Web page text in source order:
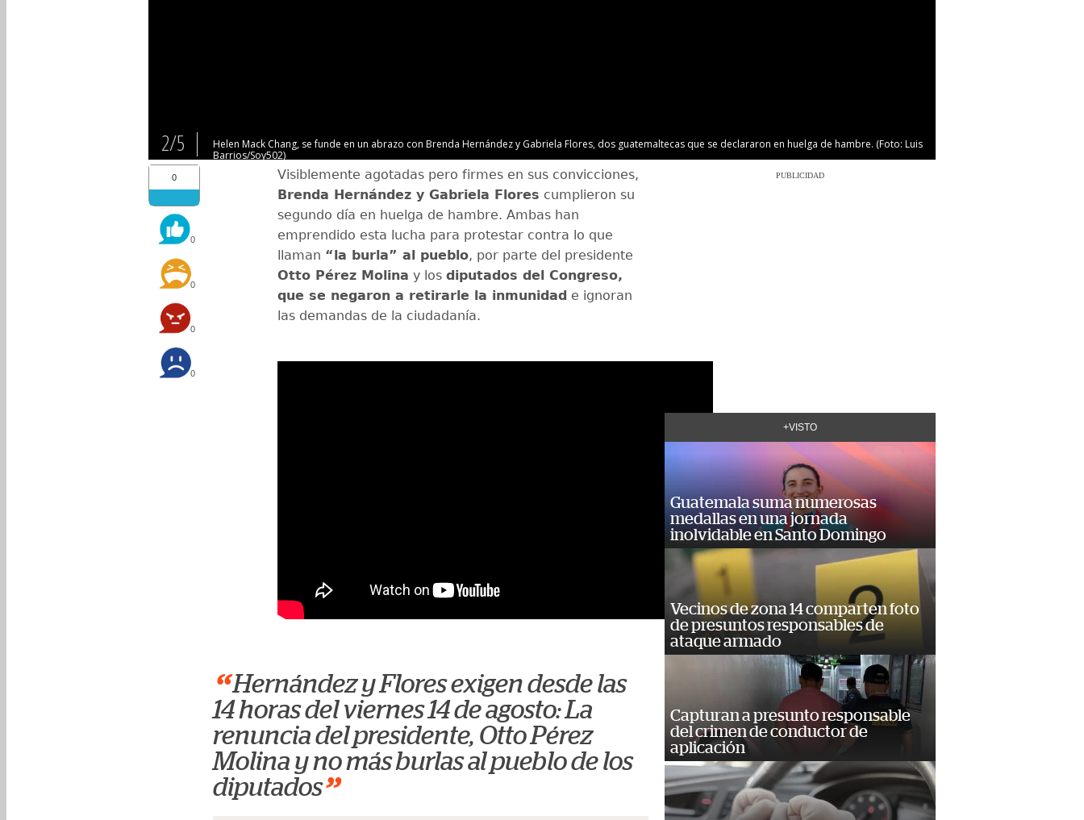
2/5
Helen Mack Chang, se funde en un abrazo con Brenda Hernández y Gabriela Flores, dos guatemaltecas que se declararon en huelga de hambre. (Foto: Luis
Barrios/Soy502)
0
0
0
0
0
Visiblemente agotadas pero firmes en sus convicciones,
Brenda Hernández y Gabriela Flores cumplieron su
segundo día en huelga de hambre. Ambas han
emprendido esta lucha para protestar contra lo que
llaman “la burla” al pueblo, por parte del presidente
Otto Pérez Molina y los diputados del Congreso,
que se negaron a retirarle la inmunidad e ignoran
las demandas de la ciudadanía.
“ Hernández y Flores exigen desde las
14 horas del viernes 14 de agosto: La
renuncia del presidente, Otto Pérez
Molina y no más burlas al pueblo de los
diputados”
PUBLICIDAD
+VISTO
Guatemala suma numerosas
medallas en una jornada
inolvidable en Santo Domingo
Vecinos de zona 14 comparten foto
de presuntos responsables de
ataque armado
Capturan a presunto responsable
del crimen de conductor de
aplicación